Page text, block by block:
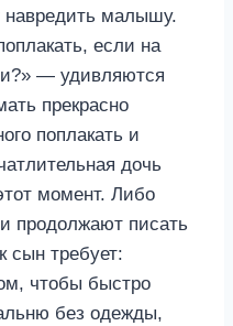
навредить малышу.
если на
— удивляются
прекрасно
поплакать и
дочь
момент. Либо
продолжают писать
сын требует:
чтобы быстро
без одежды,